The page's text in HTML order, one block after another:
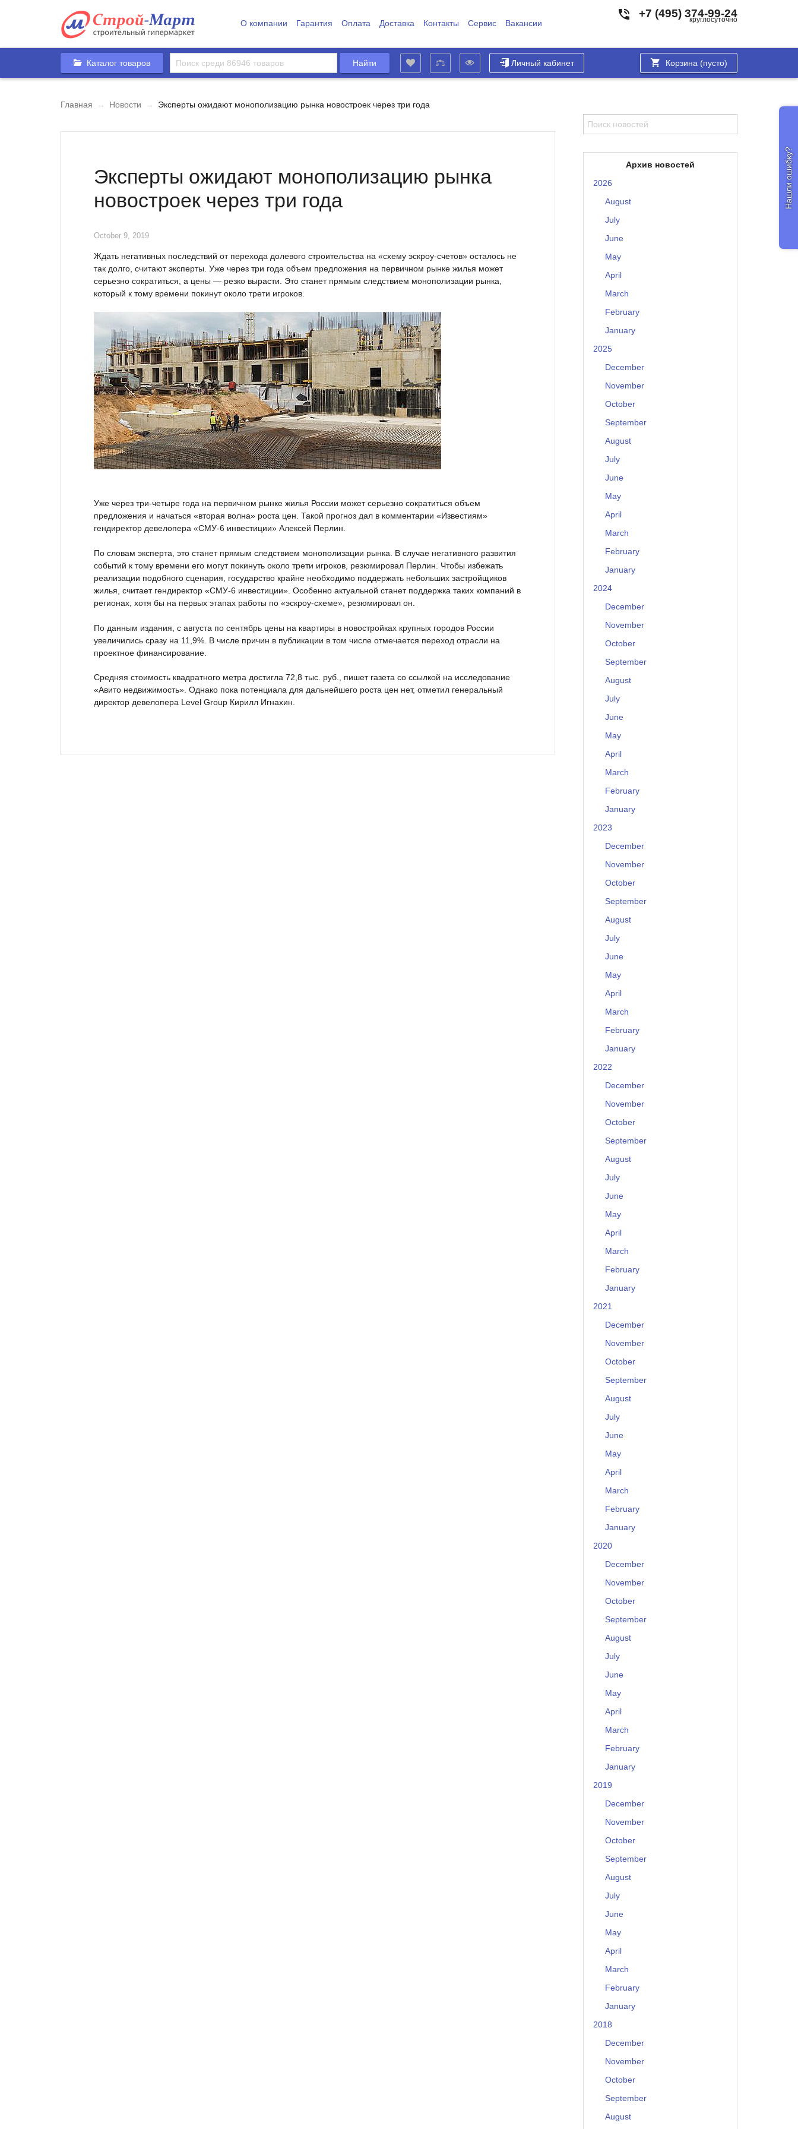
О компании Гарантия Оплата Доставка Контакты Сервис Вакансии
+7 (495) 374-99-24
круглосуточно
Каталог товаров Личный кабинет Корзина (пусто)
Главная → Новости → Эксперты ожидают монополизацию рынка новостроек через три года
Эксперты ожидают монополизацию рынка
новостроек через три года
October 9, 2019
Ждать негативных последствий от перехода долевого строительства на «схему эскроу-счетов» осталось не
так долго, считают эксперты. Уже через три года объем предложения на первичном рынке жилья может
серьезно сократиться, а цены — резко вырасти. Это станет прямым следствием монополизации рынка,
который к тому времени покинут около трети игроков.
Уже через три-четыре года на первичном рынке жилья России может серьезно сократиться объем
предложения и начаться «вторая волна» роста цен. Такой прогноз дал в комментарии «Известиям»
гендиректор девелопера «СМУ-6 инвестиции» Алексей Перлин.
По словам эксперта, это станет прямым следствием монополизации рынка. В случае негативного развития
событий к тому времени его могут покинуть около трети игроков, резюмировал Перлин. Чтобы избежать
реализации подобного сценария, государство крайне необходимо поддержать небольших застройщиков
жилья, считает гендиректор «СМУ-6 инвестиции». Особенно актуальной станет поддержка таких компаний в
регионах, хотя бы на первых этапах работы по «эскроу-схеме», резюмировал он.
По данным издания, с августа по сентябрь цены на квартиры в новостройках крупных городов России
увеличились сразу на 11,9%. В числе причин в публикации в том числе отмечается переход отрасли на
проектное финансирование.
Средняя стоимость квадратного метра достигла 72,8 тыс. руб., пишет газета со ссылкой на исследование
«Авито недвижимость». Однако пока потенциала для дальнейшего роста цен нет, отметил генеральный
директор девелопера Level Group Кирилл Игнахин.
Архив новостей
2026
August
July
June
May
April
March
February
January
2025
December
November
October
September
August
July
June
May
April
March
February
January
2024
December
November
October
September
August
July
June
May
April
March
February
January
2023
December
November
October
September
August
July
June
May
April
March
February
January
2022
December
November
October
September
August
July
June
May
April
March
February
January
2021
December
November
October
September
August
July
June
May
April
March
February
January
2020
December
November
October
September
August
July
June
May
April
March
February
January
2019
December
November
October
September
August
July
June
May
April
March
February
January
2018
December
November
October
September
August
Нашли ошибку?